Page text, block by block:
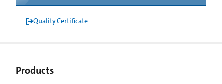
Quality Certificate
Products